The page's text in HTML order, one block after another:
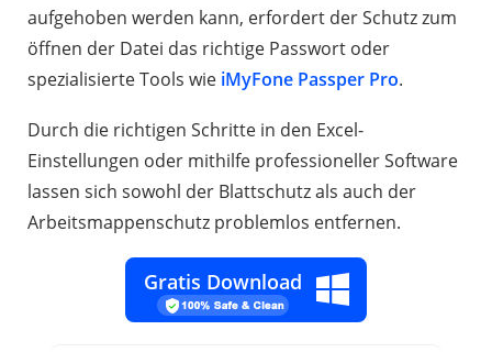
aufgehoben werden kann, erfordert der Schutz zum
öffnen der Datei das richtige Passwort oder
spezialisierte Tools wie iMyFone Passper Pro.
Durch die richtigen Schritte in den Excel-
Einstellungen oder mithilfe professioneller Software
lassen sich sowohl der Blattschutz als auch der
Arbeitsmappenschutz problemlos entfernen.
Gratis Download